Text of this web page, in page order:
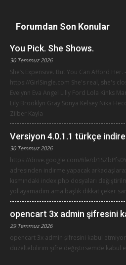
Forumdan Son Konular
You Pick. She Shows.
30 Temmuz 2026
She’s Expensive. But You Can Afford Her.
https://GirlSingle.com She's real, she's
Evelynn Eva Angel Lilly Ford Lola Kinks
Lily Brooklyn Gray Sonya Kelsey Nika
Zilber Kayla
Versiyon 4.0.1.1 türkçe
30 Temmuz 2026
https://drive.google.com/file/d/
adresinden indirme yapacak
kısmındaki index.php dosyaları
yollayamadım ama başlık dikkat çeker
opencart 3x admin şifresini
29 Temmuz 2026
opencart 3x admin şifresini kabul
düzeltebilirim şifre değiştirsemde kabul